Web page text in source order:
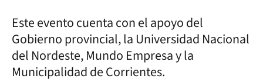
Este evento cuenta con el apoyo del
Gobierno provincial, la Universidad Nacional
del Nordeste, Mundo Empresa y la
Municipalidad de Corrientes.